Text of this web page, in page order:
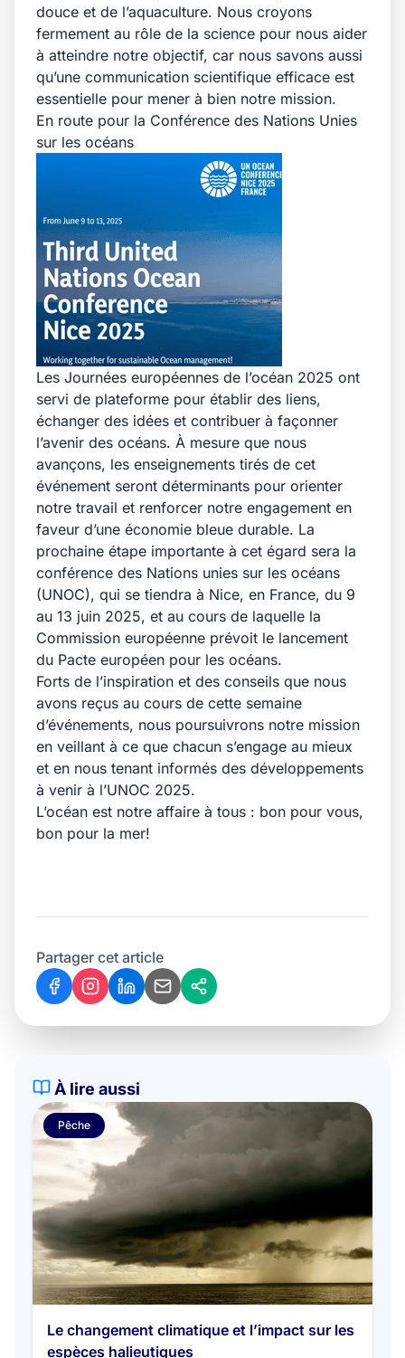
douce et de l’aquaculture. Nous croyons
fermement au rôle de la science pour nous aider
à atteindre notre objectif, car nous savons aussi
qu’une communication scientifique efficace est
essentielle pour mener à bien notre mission.
En route pour la Conférence des Nations Unies
sur les océans
Les Journées européennes de l’océan 2025 ont
servi de plateforme pour établir des liens,
échanger des idées et contribuer à façonner
l’avenir des océans. À mesure que nous
avançons, les enseignements tirés de cet
événement seront déterminants pour orienter
notre travail et renforcer notre engagement en
faveur d’une économie bleue durable. La
prochaine étape importante à cet égard sera la
conférence des Nations unies sur les océans
(UNOC), qui se tiendra à Nice, en France, du 9
au 13 juin 2025, et au cours de laquelle la
Commission européenne prévoit le lancement
du Pacte européen pour les océans.
Forts de l’inspiration et des conseils que nous
avons reçus au cours de cette semaine
d’événements, nous poursuivrons notre mission
en veillant à ce que chacun s’engage au mieux
et en nous tenant informés des développements
à venir à l’UNOC 2025.
L’océan est notre affaire à tous : bon pour vous,
bon pour la mer!
Partager cet article
À lire aussi
Pêche
Le changement climatique et l’impact sur les
espèces halieutiques